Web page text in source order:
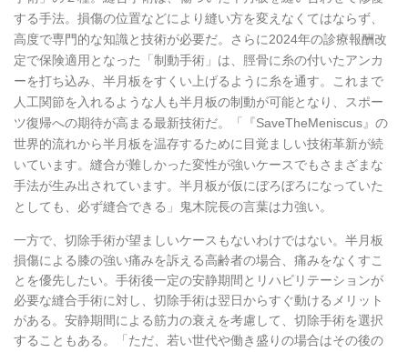
する手法。損傷の位置などにより縫い方を変えなくてはならず、
高度で専門的な知識と技術が必要だ。さらに2024年の診療報酬改
定で保険適用となった「制動手術」は、脛骨に糸の付いたアンカ
ーを打ち込み、半月板をすくい上げるように糸を通す。これまで
人工関節を入れるような人も半月板の制動が可能となり、スポー
ツ復帰への期待が高まる最新技術だ。「『SaveTheMeniscus』の
世界的流れから半月板を温存するために目覚ましい技術革新が続
いています。縫合が難しかった変性が強いケースでもさまざまな
手法が生み出されています。半月板が仮にぼろぼろになっていた
としても、必ず縫合できる」鬼木院長の言葉は力強い。
一方で、切除手術が望ましいケースもないわけではない。半月板
損傷による膝の強い痛みを訴える高齢者の場合、痛みをなくすこ
とを優先したい。手術後一定の安静期間とリハビリテーションが
必要な縫合手術に対し、切除手術は翌日からすぐ動けるメリット
がある。安静期間による筋力の衰えを考慮して、切除手術を選択
することもある。「ただ、若い世代や働き盛りの場合はその後の